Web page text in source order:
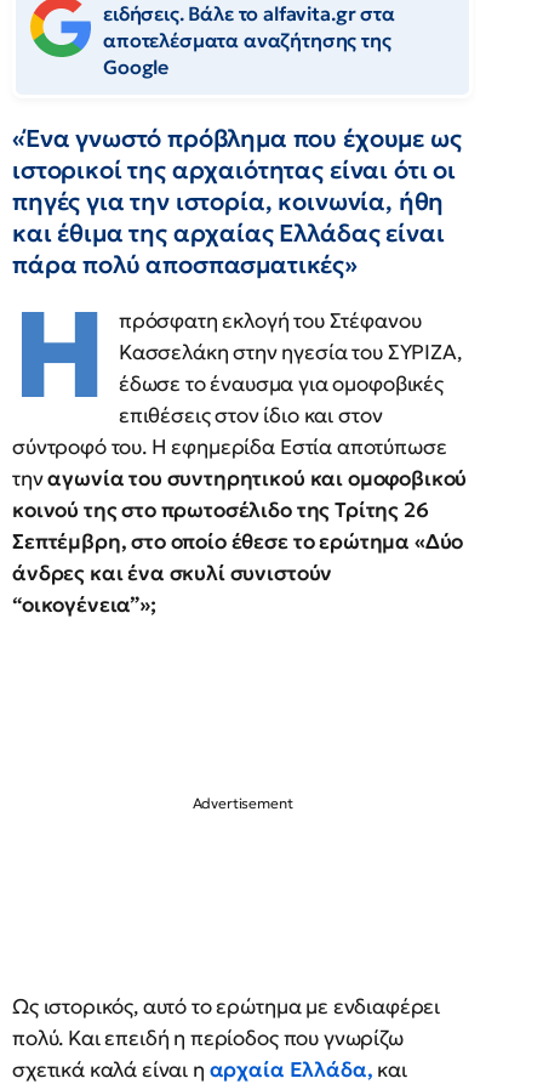
ειδήσεις. Βάλε το alfavita.gr στα
αποτελέσματα αναζήτησης της
Google
«Ένα γνωστό πρόβλημα που έχουμε ως
ιστορικοί της αρχαιότητας είναι ότι οι
πηγές για την ιστορία, κοινωνία, ήθη
και έθιμα της αρχαίας Ελλάδας είναι
πάρα πολύ αποσπασματικές»
Η
πρόσφατη εκλογή του Στέφανου
Κασσελάκη στην ηγεσία του ΣΥΡΙΖΑ,
έδωσε το έναυσμα για ομοφοβικές
επιθέσεις στον ίδιο και στον
σύντροφό του. Η εφημερίδα Εστία αποτύπωσε
τηναγωνία του συντηρητικού και ομοφοβικού
κοινού της στο πρωτοσέλιδο της Τρίτης 26
Σεπτέμβρη, στο οποίο έθεσε το ερώτημα «Δύο
άνδρες και ένα σκυλί συνιστούν
“οικογένεια”»;
Ως ιστορικός, αυτό το ερώτημα με ενδιαφέρει
πολύ. Και επειδή η περίοδος που γνωρίζω
σχετικά καλά είναι η αρχαία Ελλάδα, και